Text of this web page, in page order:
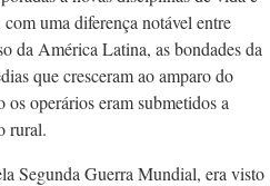
uma diferença notável entre
da América Latina, as bondades da
que cresceram ao amparo do
operários eram submetidos a
rural.
Segunda Guerra Mundial, era visto